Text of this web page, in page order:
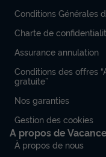
Conditions Générales
Charte de
Assurance annulation
Conditions des offres
gratuite”
Nos garanties
Gestion des cookies
A propos de
À propos de nous